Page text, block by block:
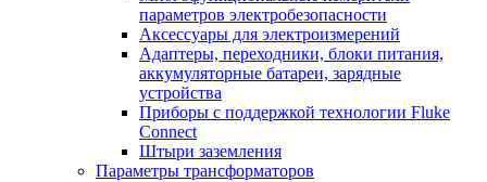
параметров электробезопасности
Аксессуары для электроизмерений
Адаптеры, переходники, блоки питания,
аккумуляторные батареи, зарядные
устройства
Приборы с поддержкой технологии Fluke
Connect
Штыри заземления
Параметры трансформаторов